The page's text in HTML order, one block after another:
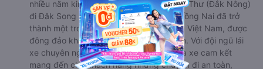
nhiều năm kinh nghiệm trong ngành, Anh Thư (Đắk Nông)
đi Đăk Song - Đắk Nông từ Biên Hòa - Đồng Nai đã trở
thành một trong những nhà xe hàng đầu Việt Nam, được
đông đảo khách hàng tin tưởng lựa chọn. Với đội ngũ lái
xe chuyên nghiệp, giàu kinh nghiệm, nhà xe cam kết
mang đến cho khách hàng những chuyến đi an toàn,